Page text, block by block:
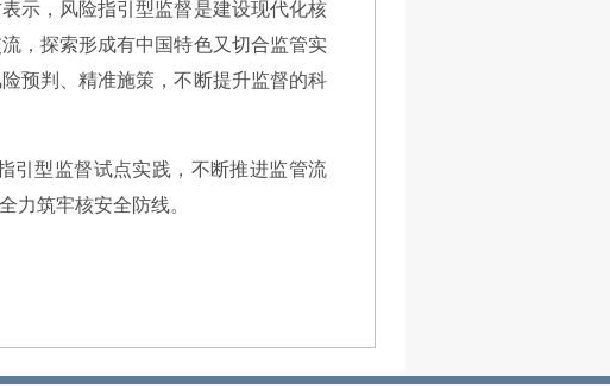
示，风险指引型监督是建设现代化核
，探索形成有中国特色又切合监管实
预判、精准施策，不断提升监督的科
引型监督试点实践，不断推进监管流
力筑牢核安全防线。